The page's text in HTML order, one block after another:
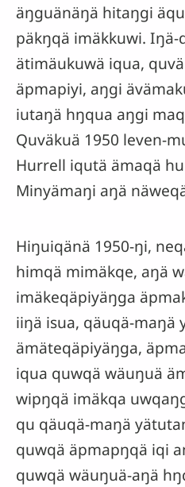
äŋguänäŋä hitaŋgi
päkŋqä imäkkuwi. Iŋä-
ätimäukuwä iqua,
äpmapiyi, aŋgi
iutaŋä hŋqua aŋgi
Quväkuä 1950 leven-
Hurrell iqutä ämaqä
Minyämaŋi aŋä
Hiŋuiqänä 1950-ŋi,
himqä mimäkqe, aŋä
imäkeqäpiyäŋga
iiŋä isua, qäuqä-maŋä
ämäteqäpiyäŋga,
iqua quwqä wäuŋuä
wipŋqä imäkqa
qu qäuqä-maŋä
quwqä äpmapŋqä iqi
quwqä wäuŋuä-aŋä